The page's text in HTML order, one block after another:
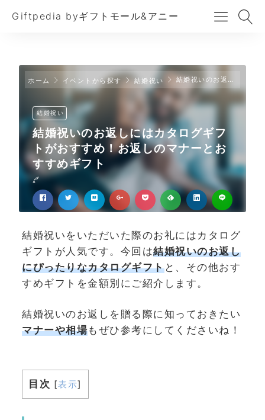
Giftpedia byギフトモール&アニー
ホーム イベントから探す 結婚祝い 結婚祝いのお返しにはカタログギフトがおすすめ！お返しのマナーとおすすめギフト
結婚祝い
結婚祝いのお返しにはカタログギフ
トがおすすめ！お返しのマナーとお
すすめギフト
結婚祝いをいただいた際のお礼にはカタログ
ギフトが人気です。今回は結婚祝いのお返し
にぴったりなカタログギフトと、その他おす
すめギフトを金額別にご紹介します。
結婚祝いのお返しを贈る際に知っておきたい
マナーや相場もぜひ参考にしてくださいね！
目次 [表示]